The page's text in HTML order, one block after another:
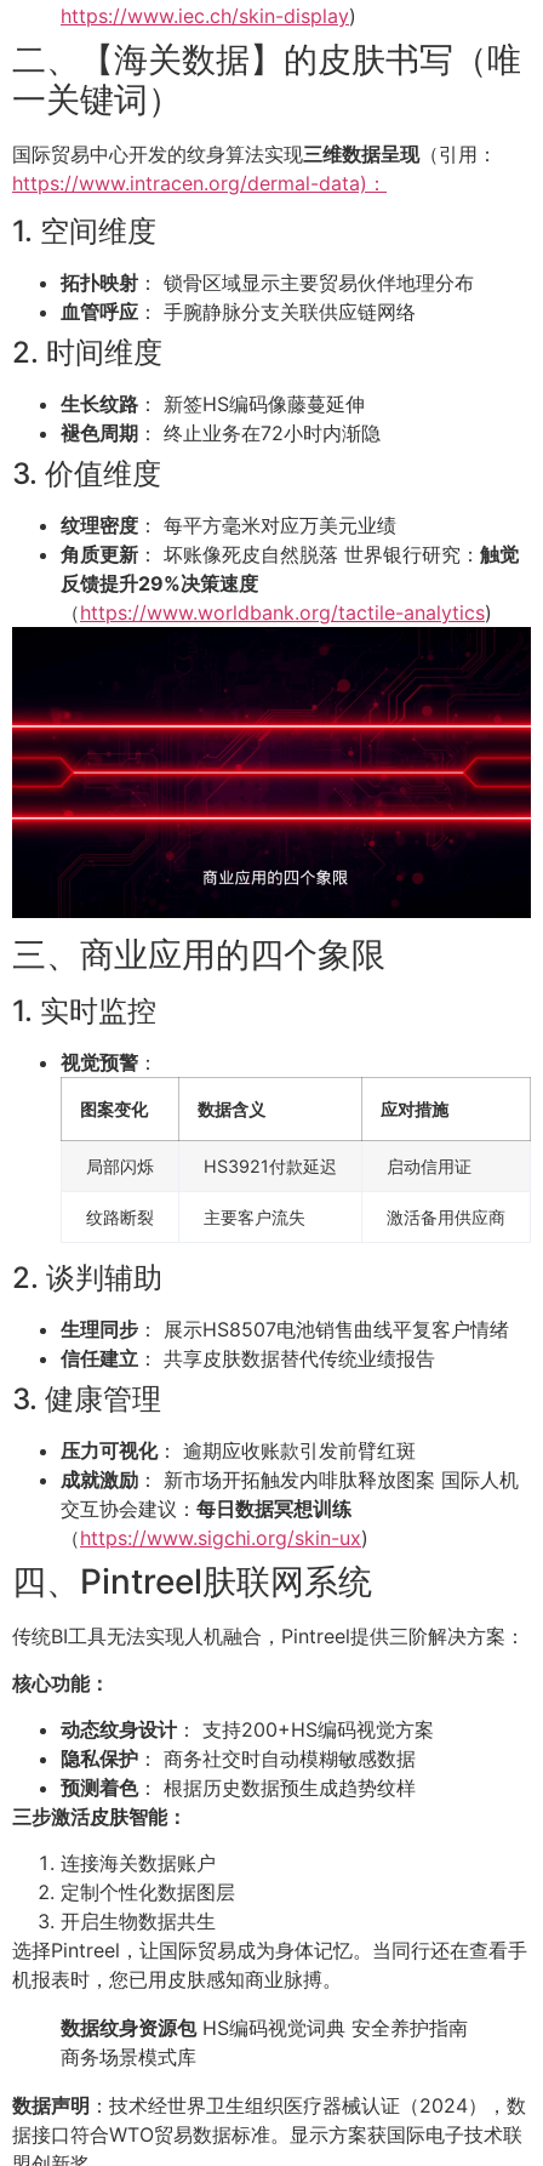
https://www.iec.ch/skin-display)
二、【海关数据】的皮肤书写（唯
一关键词）
国际贸易中心开发的纹身算法实现三维数据呈现（引用：
https://www.intracen.org/dermal-data)：
1. 空间维度
拓扑映射 ： 锁骨区域显示主要贸易伙伴地理分布
血管呼应 ： 手腕静脉分支关联供应链网络
2. 时间维度
生长纹路 ： 新签HS编码像藤蔓延伸
褪色周期 ： 终止业务在72小时内渐隐
3. 价值维度
纹理密度 ： 每平方毫米对应万美元业绩
角质更新 ： 坏账像死皮自然脱落 世界银行研究： 触觉
反馈提升29%决策速度
（https://www.worldbank.org/tactile-analytics)
三、商业应用的四个象限
1. 实时监控
视觉预警 ：
图案变化 数据含义 应对措施
局部闪烁 HS3921付款延迟 启动信用证
纹路断裂 主要客户流失 激活备用供应商
2. 谈判辅助
生理同步 ： 展示HS8507电池销售曲线平复客户情绪
信任建立 ： 共享皮肤数据替代传统业绩报告
3. 健康管理
压力可视化： 逾期应收账款引发前臂红斑
成就激励 ： 新市场开拓触发内啡肽释放图案 国际人机
交互协会建议： 每日数据冥想训练
（https://www.sigchi.org/skin-ux)
四、Pintreel肤联网系统
传统BI工具无法实现人机融合，Pintreel提供三阶解决方案：
核心功能：
动态纹身设计： 支持200+HS编码视觉方案
隐私保护 ： 商务社交时自动模糊敏感数据
预测着色： 根据历史数据预生成趋势纹样
三步激活皮肤智能：
连接海关数据账户
定制个性化数据图层
开启生物数据共生
选择Pintreel，让国际贸易成为身体记忆。当同行还在查看手
机报表时，您已用皮肤感知商业脉搏。
数据纹身资源包HS编码视觉词典 安全养护指南
商务场景模式库
数据声明 ：技术经世界卫生组织医疗器械认证（2024），数
据接口符合WTO贸易数据标准。显示方案获国际电子技术联